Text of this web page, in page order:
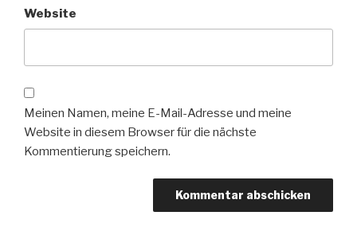
Website
Meinen Namen, meine E-Mail-Adresse und meine
Website in diesem Browser für die nächste
Kommentierung speichern.